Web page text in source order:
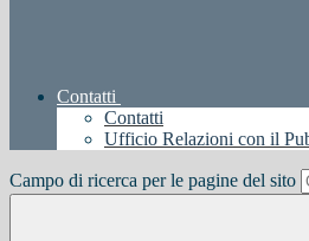
Contatti
Contatti
Ufficio Relazioni con il
Campo di ricerca per le pagine del sito